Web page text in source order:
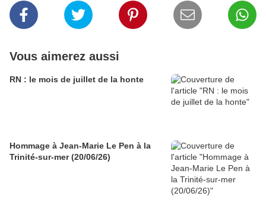
Vous aimerez aussi
RN : le mois de juillet de la honte
Hommage à Jean-Marie Le Pen à la
Trinité-sur-mer (20/06/26)